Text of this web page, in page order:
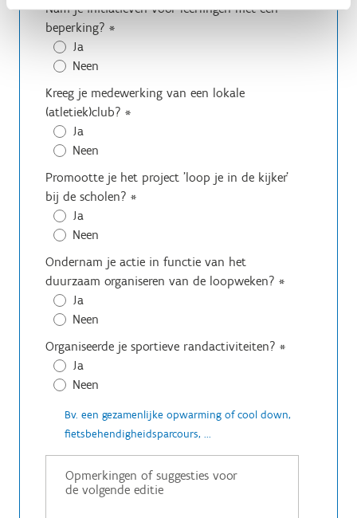
Nam je initiatieven voor leerlingen met een
beperking? *
Ja
Neen
Kreeg je medewerking van een lokale
(atletiek)club? *
Ja
Neen
Promootte je het project 'loop je in de kijker'
bij de scholen? *
Ja
Neen
Ondernam je actie in functie van het
duurzaam organiseren van de loopweken? *
Ja
Neen
Organiseerde je sportieve randactiviteiten? *
Ja
Neen
Bv. een gezamenlijke opwarming of cool down,
fietsbehendigheidsparcours, ...